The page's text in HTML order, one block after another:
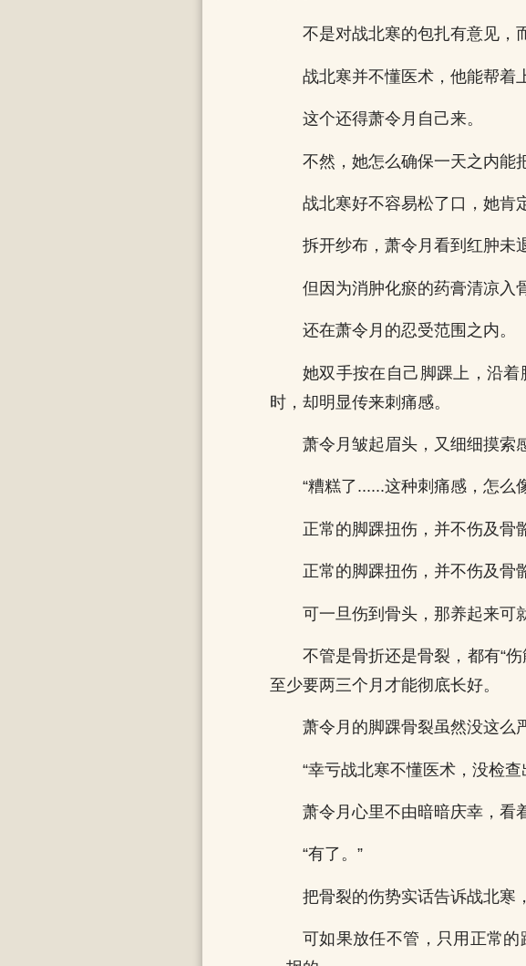
不是对战北寒的包扎有意见，
战北寒并不懂医术，他能帮着
这个还得萧令月自己来。
不然，她怎么确保一天之内能
战北寒好不容易松了口，她肯
拆开纱布，萧令月看到红肿未
但因为消肿化瘀的药膏清凉入
还在萧令月的忍受范围之内。
她双手按在自己脚踝上，沿
时，却明显传来刺痛感。
萧令月皱起眉头，又细细摸索
“糟糕了......这种刺痛感，怎么
正常的脚踝扭伤，并不伤及
正常的脚踝扭伤，并不伤及骨
可一旦伤到骨头，那养起来可
不管是骨折还是骨裂，都有“
至少要两三个月才能彻底长好。
萧令月的脚踝骨裂虽然没这么
“幸亏战北寒不懂医术，没检
萧令月心里不由暗暗庆幸，看
“有了。”
把骨裂的伤势实话告诉战北寒
可如果放任不管，只用正常